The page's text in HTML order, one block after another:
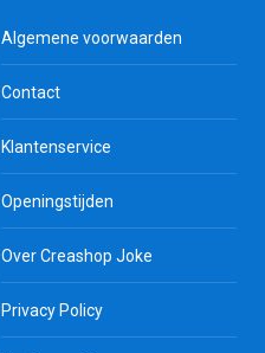
Algemene voorwaarden
Contact
Klantenservice
Openingstijden
Over Creashop Joke
Privacy Policy